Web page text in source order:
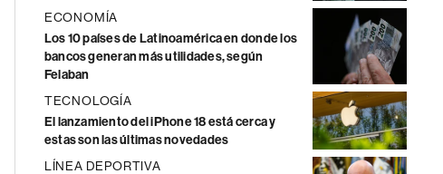
ECONOMÍA
Los 10 países de Latinoamérica en donde los
bancos generan más utilidades, según
Felaban
TECNOLOGÍA
El lanzamiento del iPhone 18 está cerca y
estas son las últimas novedades
LÍNEA DEPORTIVA